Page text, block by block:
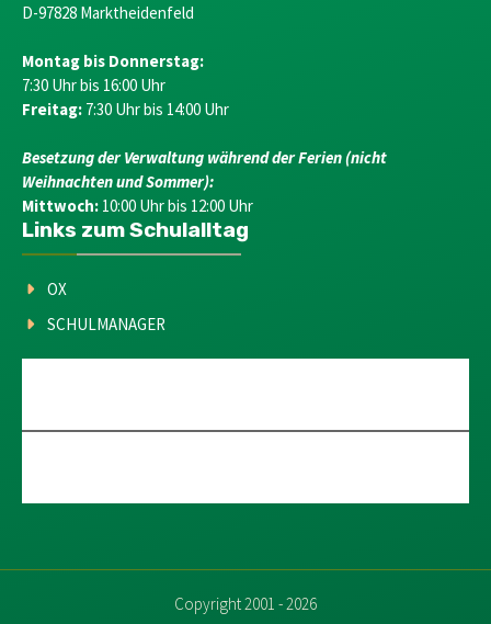
D-97828 Marktheidenfeld
Montag bis Donnerstag:
7:30 Uhr bis 16:00 Uhr
Freitag: 7:30 Uhr bis 14:00 Uhr
Besetzung der Verwaltung während der Ferien (nicht
Weihnachten und Sommer):
Mittwoch: 10:00 Uhr bis 12:00 Uhr
Links zum Schulalltag
OX
SCHULMANAGER
Copyright 2001 - 2026